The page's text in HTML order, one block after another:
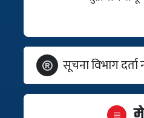
सूचना विभाग